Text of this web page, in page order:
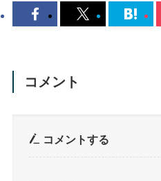
コメント
コメントする